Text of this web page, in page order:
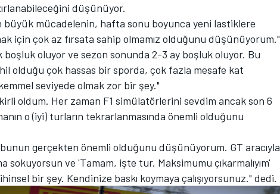
düşünüyor.
büyük mücadelenin, hafta sonu boyunca yeni lastiklere
için çok az fırsata sahip olmamız olduğunu düşünüyorum."
boşluk oluyor ve sezon sonunda 2-3 ay boşluk oluyor. Bu
olduğu çok hassas bir sporda, çok fazla mesafe kat
seviyede olmak zor bir şey."
oldum. Her zaman F1 simülatörlerini sevdim ancak son 6
o (iyi) turların tekrarlanmasında önemli olduğunu
bunun gerçekten önemli olduğunu düşünüyorum. GT aracıyla
ve 'Tamam, işte tur. Maksimumu çıkarmalıyım'
bir şey. Kendinize baskı koymaya çalışıyorsunuz." dedi.